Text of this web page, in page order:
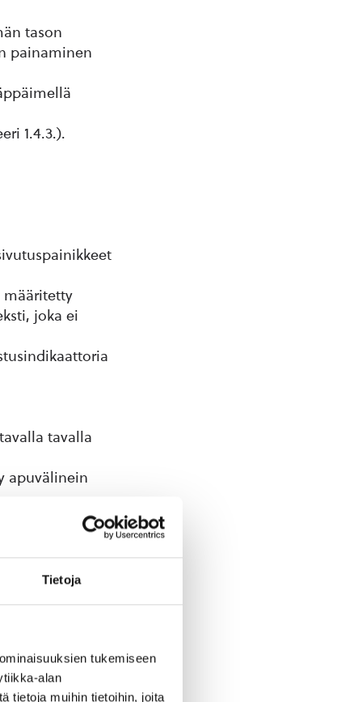
Tietoja
tukemiseen
alan
tietoja muihin tietoihin, joita
tason
painaminen
1.4.3.).
määritetty
joka ei
tavalla
apuvälinein
kriteeri 3.1.1.,
kriteeri
eivät